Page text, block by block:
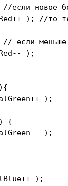
если новое
); //то
если
);
);
{
);
);